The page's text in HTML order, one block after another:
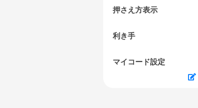
押さえ方表示
利き手
マイコード設定